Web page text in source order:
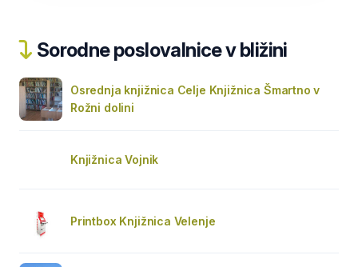
Sorodne poslovalnice v bližini
Osrednja knjižnica Celje Knjižnica Šmartno v
Rožni dolini
Knjižnica Vojnik
Printbox Knjižnica Velenje